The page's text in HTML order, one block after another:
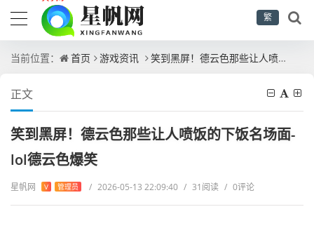
繁
当前位置： 首页 游戏资讯 笑到黑屏！德云色那些让人喷饭的下饭名场面-lol德云色爆笑
正文
笑到黑屏！德云色那些让人喷饭的下饭名场面-
lol德云色爆笑
星帆网 V 管理员 / 2026-05-13 22:09:40 / 31阅读 / 0评论